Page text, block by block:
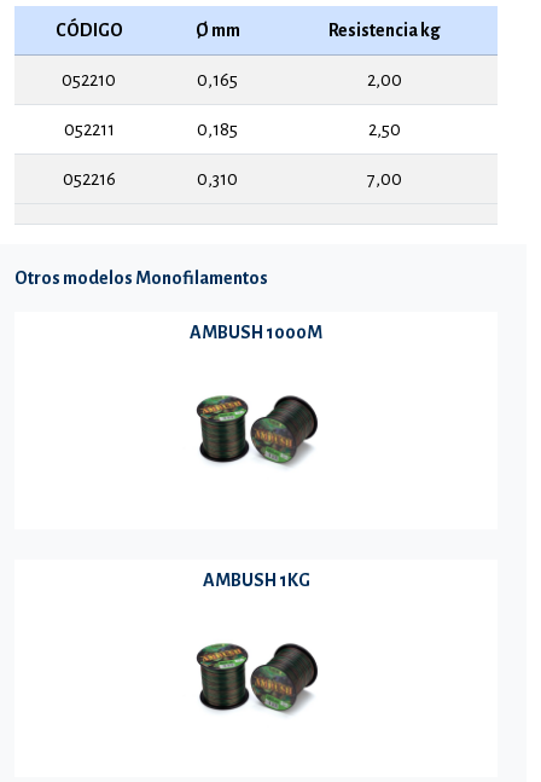
CÓDIGO Ø mm Resistencia kg
052210 0,165 2,00
052211 0,185 2,50
052216 0,310 7,00
Otros modelos Monofilamentos
AMBUSH 1000M
AMBUSH 1KG